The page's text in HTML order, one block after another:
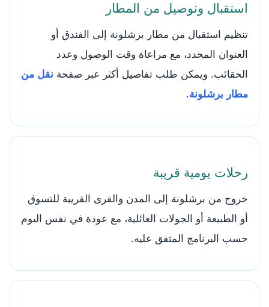
استقبال وتوصيل من المطار
تنظيم استقبال من مطار برشلونة إلى الفندق أو
العنوان المحدد، مع مراعاة وقت الوصول وعدد
الحقائب. ويمكن طلب تفاصيل أكثر عبر صفحة نقل من
مطار برشلونة.
رحلات يومية قريبة
خروج من برشلونة إلى المدن والقرى القريبة للتسوق
أو الطبيعة أو الجولات العائلية، مع عودة في نفس اليوم
حسب البرنامج المتفق عليه.